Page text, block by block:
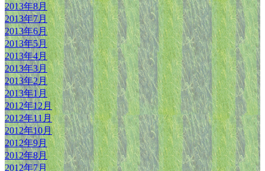
2013年8月
2013年7月
2013年6月
2013年5月
2013年4月
2013年3月
2013年2月
2013年1月
2012年12月
2012年11月
2012年10月
2012年9月
2012年8月
2012年7月